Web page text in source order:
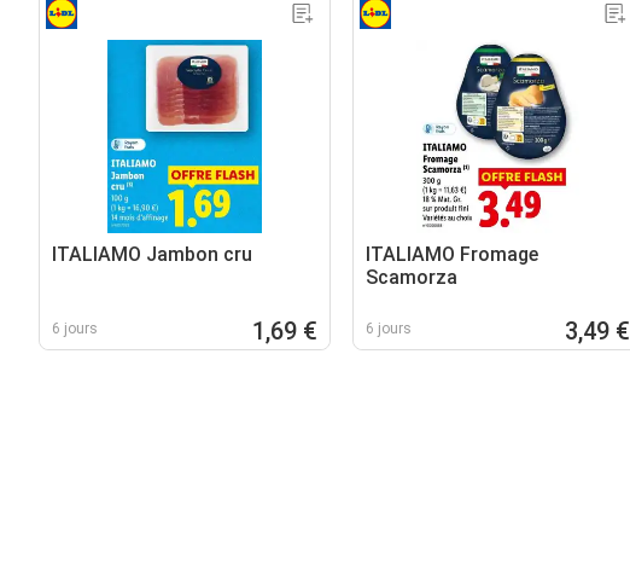
ITALIAMO Jambon cru
6 jours 1,69 €
ITALIAMO Fromage
Scamorza
6 jours 3,49 €